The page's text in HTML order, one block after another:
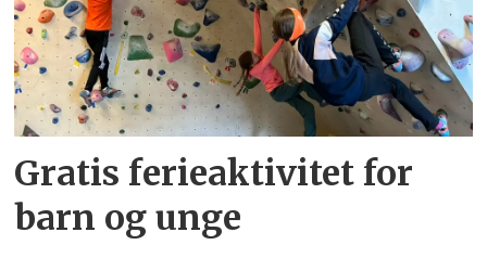
Gratis ferieaktivitet for
barn og unge